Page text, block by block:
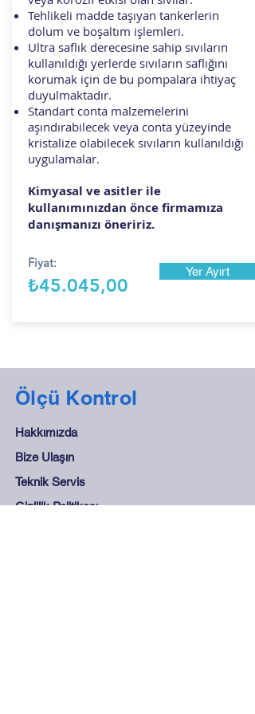
Tehlikeli madde taşıyan tankerlerin
dolum ve boşaltım işlemleri.
Ultra saflık derecesine sahip sıvıların
kullanıldığı yerlerde sıvıların saflığını
korumak için de bu pompalara ihtiyaç
duyulmaktadır.
Standart conta malzemelerini
aşındırabilecek veya conta yüzeyinde
kristalize olabilecek sıvıların kullanıldığı
uygulamalar.
Kimyasal ve asitler ile
kullanımınızdan önce firmamıza
danışmanızı öneririz.
Fiyat:
₺45.045,00
Yer Ayırt
Ölçü Kontrol
Hakkımızda
Bize Ulaşın
Teknik Servis
Gizlilik Politikası